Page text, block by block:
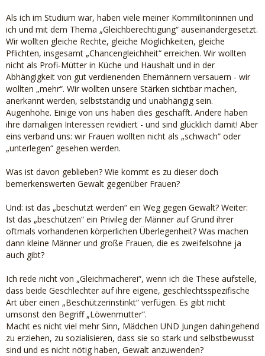
Als ich im Studium war, haben viele meiner Kommilitoninnen und
ich und mit dem Thema „Gleichberechtigung“ auseinandergesetzt.
Wir wollten gleiche Rechte, gleiche Möglichkeiten, gleiche
Pflichten, insgesamt „Chancengleichheit“ erreichen. Wir wollten
nicht als Profi-Mütter in Küche und Haushalt und in der
Abhängigkeit von gut verdienenden Ehemännern versauern - wir
wollten „mehr“. Wir wollten unsere Stärken sichtbar machen,
anerkannt werden, selbstständig und unabhängig sein.
Augenhöhe. Einige von uns haben dies geschafft. Andere haben
ihre damaligen Interessen revidiert - und sind glücklich damit! Aber
eins verband uns: wir Frauen wollten nicht als „schwach“ oder
„unterlegen“ gesehen werden.
Was ist davon geblieben? Wie kommt es zu dieser doch
bemerkenswerten Gewalt gegenüber Frauen?
Und: ist das „beschützt werden“ ein Weg gegen Gewalt? Weiter:
Ist das „beschützen“ ein Privileg der Männer auf Grund ihrer
oftmals vorhandenen körperlichen Überlegenheit? Was machen
dann kleine Männer und große Frauen, die es zweifelsohne ja
auch gibt?
Ich rede nicht von „Gleichmacherei“, wenn ich die These aufstelle,
dass beide Geschlechter auf ihre eigene, geschlechtsspezifische
Art über einen „Beschützerinstinkt“ verfügen. Es gibt nicht
umsonst den Begriff „Löwenmutter“.
Macht es nicht viel mehr Sinn, Mädchen UND Jungen dahingehend
zu erziehen, zu sozialisieren, dass sie so stark und selbstbewusst
sind und es nicht nötig haben, Gewalt anzuwenden?